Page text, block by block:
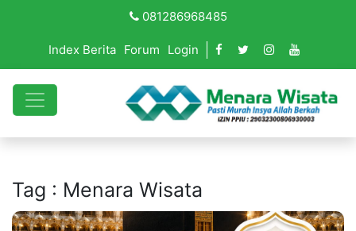
081286968485
Index Berita Forum Login
Tag : Menara Wisata